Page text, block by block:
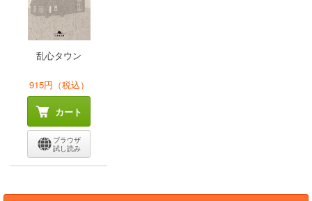
乱心タウン
915円（税込）
カート
ブラウザ
試し読み